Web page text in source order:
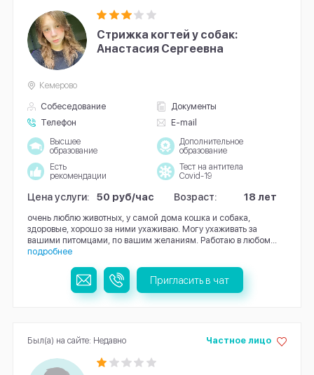
Стрижка когтей у собак:
Анастасия Сергеевна
Собеседование
Документы
Телефон
E-mail
Кемерово
Высшее
образование
Дополнительное
образование
Есть
рекомендации
Тест на антитела
Covid-19
Цена услуги: 50 руб/час Возраст: 18 лет
очень люблю животных, у самой дома кошка и собака,
здоровые, хорошо за ними ухаживаю. Могу ухаживать за
вашими питомцами, по вашим желаниям. Работаю в любом...
подробнее
Пригласить в чат
Частное лицо
Был(а) на сайте: Недавно